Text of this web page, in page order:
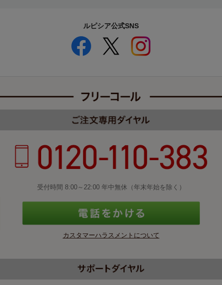
ルピシア公式SNS
受付時間 8:00～22:00 年中無休（年末年始を除く）
カスタマーハラスメントについて